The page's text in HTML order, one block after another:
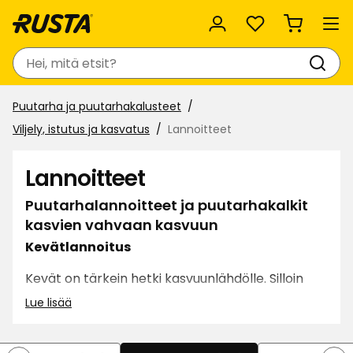
Suosikit
Haku
Puutarha ja puutarhakalusteet
Viljely, istutus ja kasvatus
Lannoitteet
Lannoitteet
Puutarhalannoitteet ja puutarhakalkit
kasvien vahvaan kasvuun
Kevätlannoitus
Kevät on tärkein hetki kasvuunlähdölle. Silloin
kasvit tarvitsevat runsaasti ravinteita ja
Lue lisää